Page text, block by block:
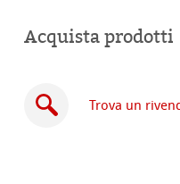
Acquista prodotti
Trova un